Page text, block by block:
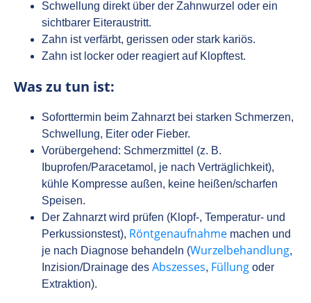
Schwellung direkt über der Zahnwurzel oder ein
sichtbarer Eiteraustritt.
Zahn ist verfärbt, gerissen oder stark kariös.
Zahn ist locker oder reagiert auf Klopftest.
Was zu tun ist:
Soforttermin beim Zahnarzt bei starken Schmerzen,
Schwellung, Eiter oder Fieber.
Vorübergehend: Schmerzmittel (z. B.
Ibuprofen/Paracetamol, je nach Verträglichkeit),
kühle Kompresse außen, keine heißen/scharfen
Speisen.
Der Zahnarzt wird prüfen (Klopf-, Temperatur- und
Perkussionstest), Röntgenaufnahme machen und
je nach Diagnose behandeln (Wurzelbehandlung,
Inzision/Drainage des Abszesses, Füllung oder
Extraktion).